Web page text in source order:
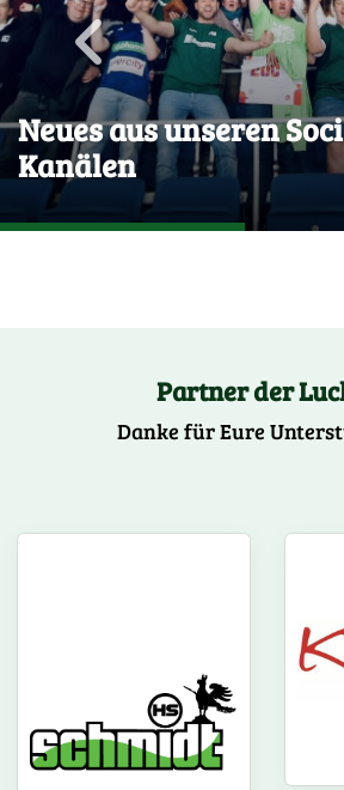
Neues aus unseren
Kanälen
Partner der
Danke für Eure